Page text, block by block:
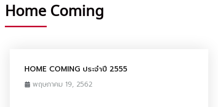
Home Coming
HOME COMING ประจำปี 2555
พฤษภาคม 19, 2562